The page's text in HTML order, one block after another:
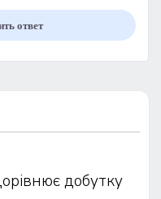
ответ
добутку